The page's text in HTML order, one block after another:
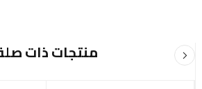
منتجات ذات